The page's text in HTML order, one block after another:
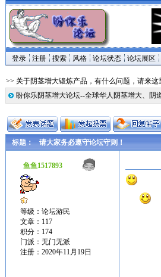
登录 注册 搜索 风格 论坛状态 论坛展区
>> 关于阴茎增大锻炼产品，有什么问题，请来这
盼你乐阴茎增大论坛--全球华人阴茎增大、阴
标题： 请大家务必遵守论坛守则！
鱼鱼1517893
等级：论坛游民
文章：117
积分：174
门派：无门无派
注册：2020年11月19日